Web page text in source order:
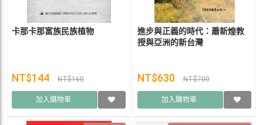
卡那卡那富族民族植物
NT$144 NT$160
加入購物車
進步與正義的時代：蕭新煌教
授與亞洲的新台灣
NT$630 NT$700
加入購物車